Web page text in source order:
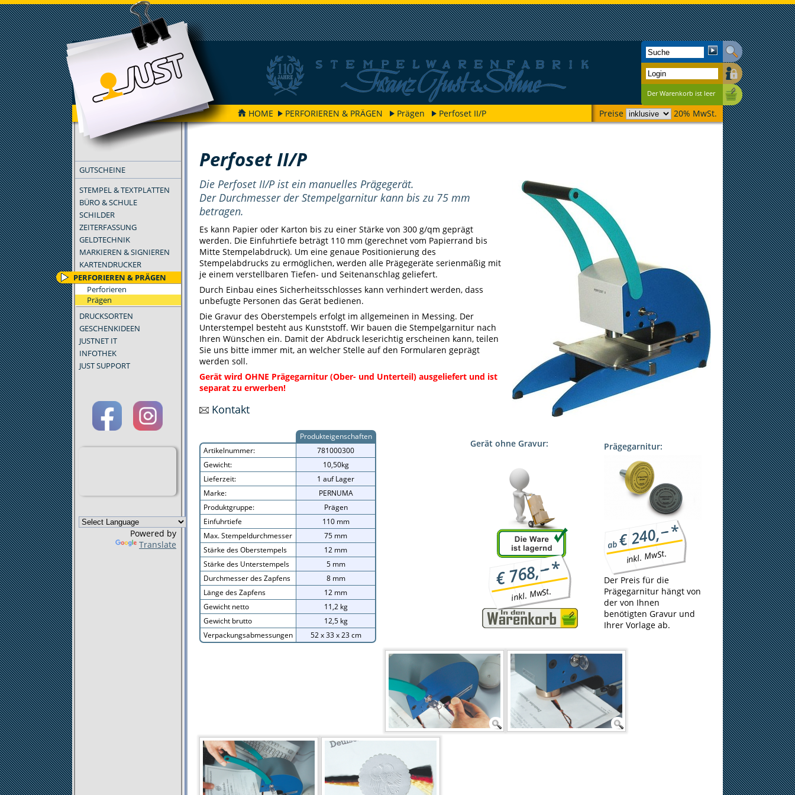
Der Warenkorb ist leer
Preise 20% MwSt.
HOME PERFORIEREN & PRÄGEN Prägen Perfoset II/P
GUTSCHEINE
STEMPEL & TEXTPLATTEN
BÜRO & SCHULE
SCHILDER
ZEITERFASSUNG
GELDTECHNIK
MARKIEREN & SIGNIEREN
KARTENDRUCKER
PERFORIEREN & PRÄGEN
Perforieren
Prägen
DRUCKSORTEN
GESCHENKIDEEN
JUSTNET IT
INFOTHEK
JUST SUPPORT
Powered by
Translate
FILTER
Perfoset II/P
Die Perfoset II/P ist ein manuelles Prägegerät.
Der Durchmesser der Stempelgarnitur kann bis zu 75 mm
betragen.
Es kann Papier oder Karton bis zu einer Stärke von 300 g/qm geprägt
werden. Die Einfuhrtiefe beträgt 110 mm (gerechnet vom Papierrand bis
Mitte Stempelabdruck). Um eine genaue Positionierung des
Stempelabdrucks zu ermöglichen, werden alle Prägegeräte serienmäßig mit
je einem verstellbaren Tiefen- und Seitenanschlag geliefert.
Durch Einbau eines Sicherheitsschlosses kann verhindert werden, dass
unbefugte Personen das Gerät bedienen.
Die Gravur des Oberstempels erfolgt im allgemeinen in Messing. Der
Unterstempel besteht aus Kunststoff. Wir bauen die Stempelgarnitur nach
Ihren Wünschen ein. Damit der Abdruck leserichtig erscheinen kann, teilen
Sie uns bitte immer mit, an welcher Stelle auf den Formularen geprägt
werden soll.
Gerät wird OHNE Prägegarnitur (Ober- und Unterteil) ausgeliefert und ist
separat zu erwerben!
Kontakt
Produkteigenschaften
Artikelnummer:
781000300
Gewicht:
10,50kg
Lieferzeit:
1 auf Lager
Marke:
PERNUMA
Produktgruppe:
Prägen
Einfuhrtiefe
110 mm
Max. Stempeldurchmesser
75 mm
Stärke des Oberstempels
12 mm
Stärke des Unterstempels
5 mm
Durchmesser des Zapfens
8 mm
Länge des Zapfens
12 mm
Gewicht netto
11,2 kg
Gewicht brutto
12,5 kg
Verpackungsabmessungen
52 x 33 x 23 cm
Gerät ohne Gravur:
€ 768,−−*
inkl. MwSt.
Prägegarnitur:
ab€ 240,−−*
inkl. MwSt.
Der Preis für die
Prägegarnitur hängt von
der von Ihnen
benötigten Gravur und
Ihrer Vorlage ab.